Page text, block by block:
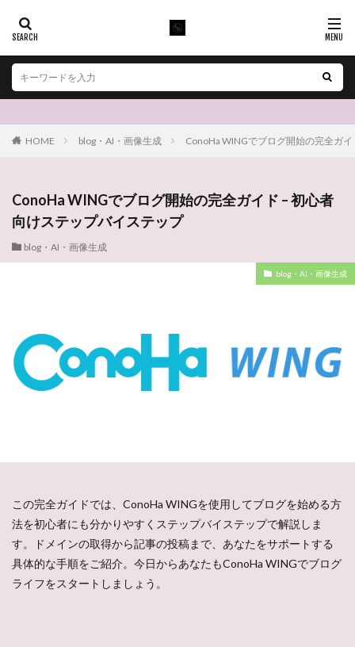
HOME blog・AI・画像生成 ConoHa WINGでブログ開始の完全ガ
ConoHa WINGでブログ開始の完全ガイド – 初心者
向けステップバイステップ
blog・AI・画像生成
blog・AI・画像生成
この完全ガイドでは、ConoHa WINGを使用してブログを始める方
法を初心者にも分かりやすくステップバイステップで解説しま
す。ドメインの取得から記事の投稿まで、あなたをサポートする
具体的な手順をご紹介。今日からあなたもConoHa WINGでブログ
ライフをスタートしましょう。